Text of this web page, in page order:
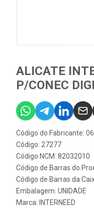
ALICATE
P/CONEC
Código do Fabricante:
Código: 27277
Código NCM: 82032010
Código de Barras do
Código de Barras da
Embalagem: UNIDADE
Marca: INTERNEED